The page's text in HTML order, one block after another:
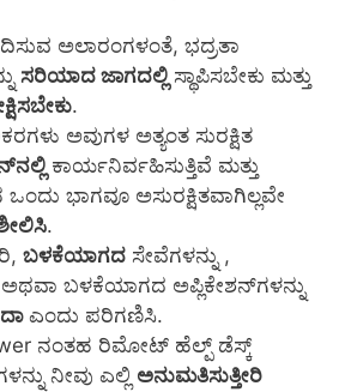
ಅಲಾರಂಗಳಂತೆ, ಭದ್ರತಾ
ಸರಿಯಾದ ಜಾಗದಲ್ಲಿ ಸ್ಥಾಪಿಸಬೇಕು ಮತ್ತು
.
ಅವುಗಳ ಅತ್ಯಂತ ಸುರಕ್ಷಿತ
ಕಾರ್ಯನಿರ್ವಹಿಸುತ್ತಿವೆ ಮತ್ತು
ಭಾಗವೂ ಅಸುರಕ್ಷಿತವಾಗಿಲ್ಲವೇ
.
ಬಳಕೆಯಾಗದ ಸೇವೆಗಳನ್ನು ,
ಬಳಕೆಯಾಗದ ಅಪ್ಲಿಕೇಶನ್‌ಗಳನ್ನು
ಎಂದು ಪರಿಗಣಿಸಿ.
ನಂತಹ ರಿಮೋಟ್ ಹೆಲ್ಪ್ ಡೆಸ್ಕ್
ನೀವು ಎಲ್ಲಿ ಅನುಮತಿಸುತ್ತೀರಿ